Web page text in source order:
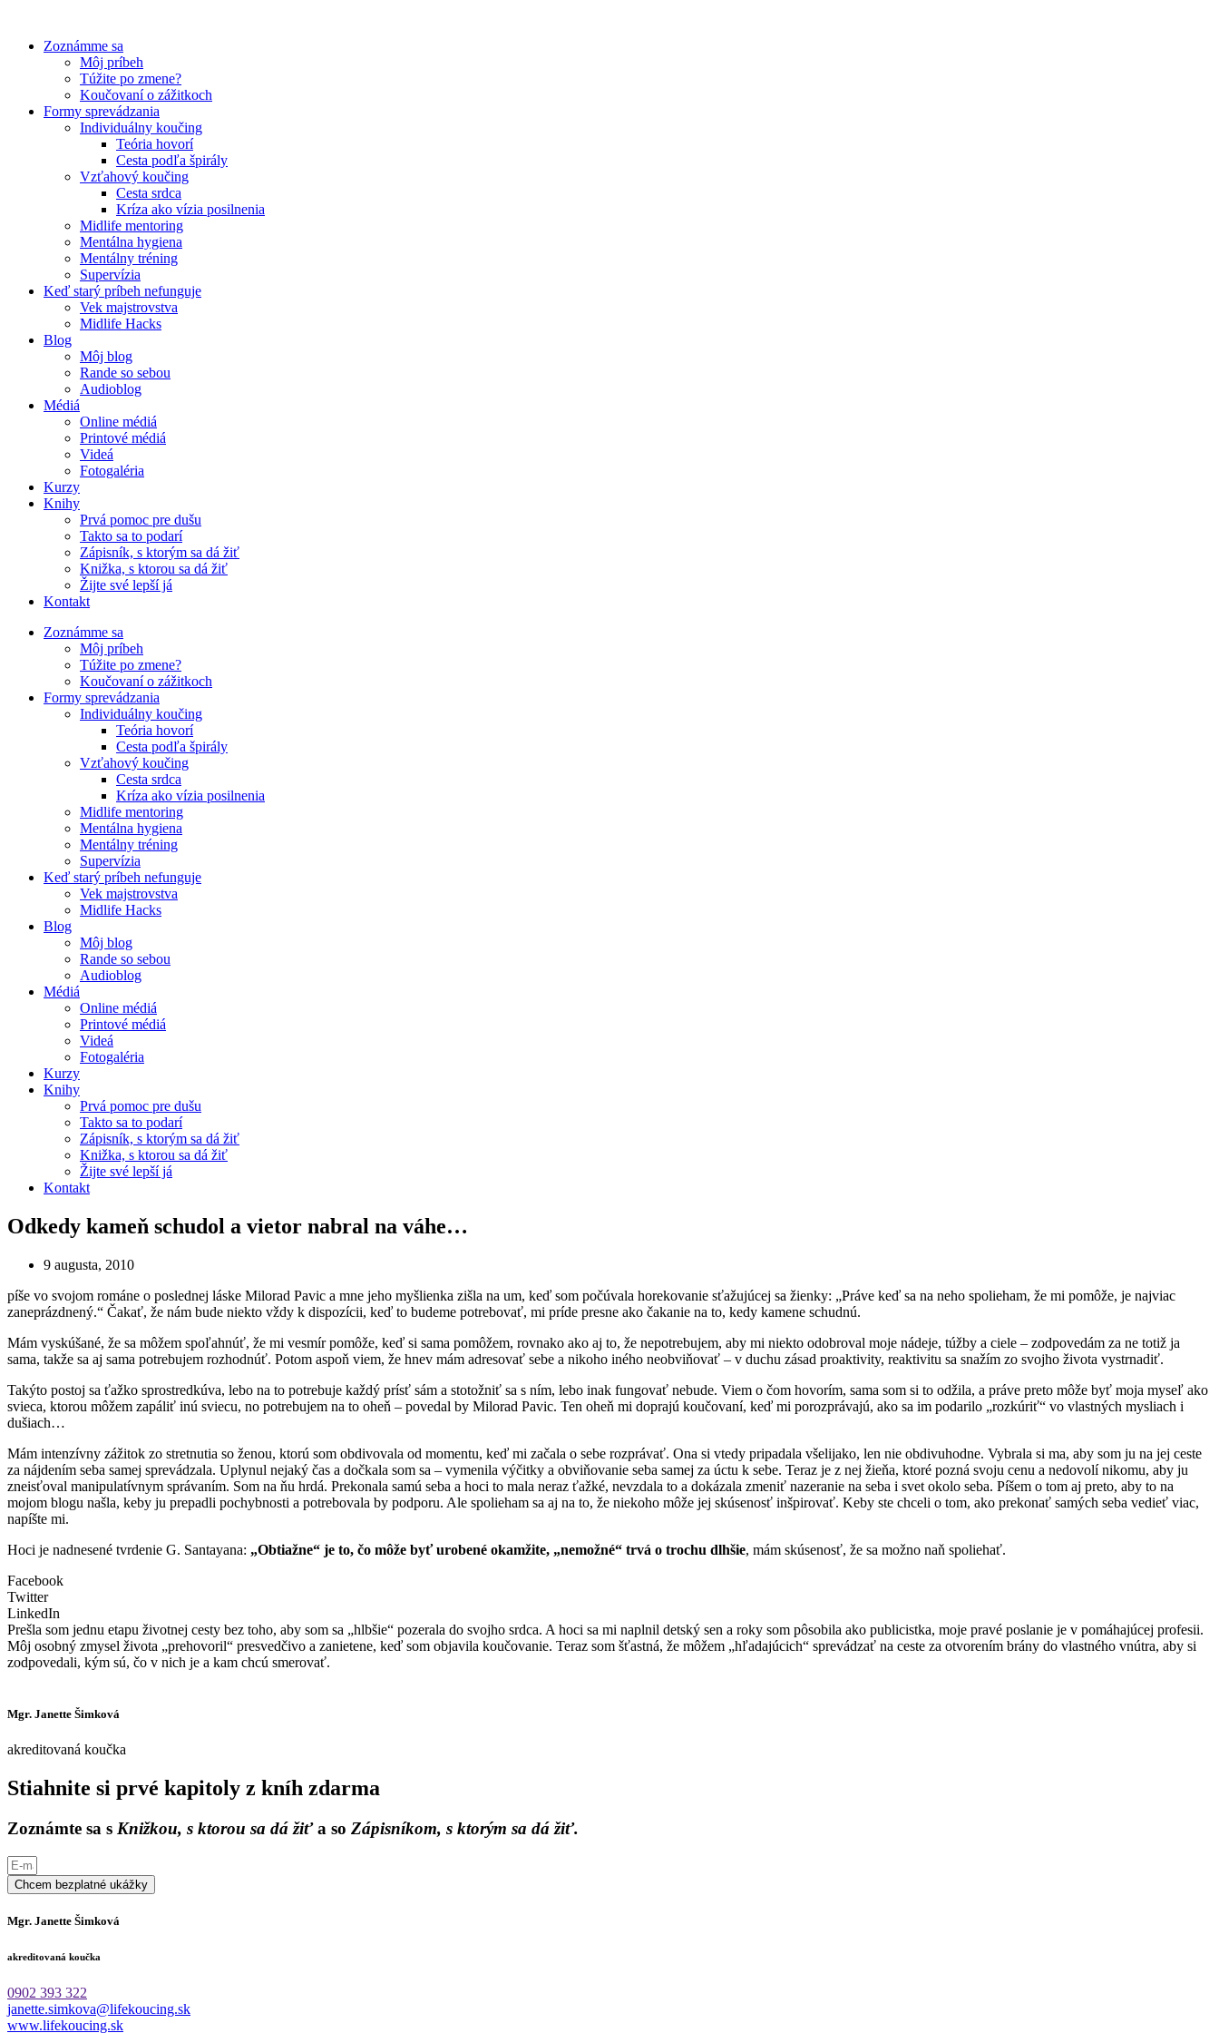
obsah
Zoznámme sa
Môj príbeh
Túžite po zmene?
Koučovaní o zážitkoch
Formy sprevádzania
Individuálny koučing
Teória hovorí
Cesta podľa špirály
Vzťahový koučing
Cesta srdca
Kríza ako vízia posilnenia
Midlife mentoring
Mentálna hygiena
Mentálny tréning
Supervízia
Keď starý príbeh nefunguje
Vek majstrovstva
Midlife Hacks
Blog
Môj blog
Rande so sebou
Audioblog
Médiá
Online médiá
Printové médiá
Videá
Fotogaléria
Kurzy
Knihy
Prvá pomoc pre dušu
Takto sa to podarí
Zápisník, s ktorým sa dá žiť
Knižka, s ktorou sa dá žiť
Žijte své lepší já
Kontakt
Zoznámme sa
Môj príbeh
Túžite po zmene?
Koučovaní o zážitkoch
Formy sprevádzania
Individuálny koučing
Teória hovorí
Cesta podľa špirály
Vzťahový koučing
Cesta srdca
Kríza ako vízia posilnenia
Midlife mentoring
Mentálna hygiena
Mentálny tréning
Supervízia
Keď starý príbeh nefunguje
Vek majstrovstva
Midlife Hacks
Blog
Môj blog
Rande so sebou
Audioblog
Médiá
Online médiá
Printové médiá
Videá
Fotogaléria
Kurzy
Knihy
Prvá pomoc pre dušu
Takto sa to podarí
Zápisník, s ktorým sa dá žiť
Knižka, s ktorou sa dá žiť
Žijte své lepší já
Kontakt
Odkedy kameň schudol a vietor nabral na váhe…
9 augusta, 2010
píše vo svojom románe o poslednej láske Milorad Pavic a mne jeho myšlienka zišla na um, keď som počúvala horekovanie sťažujúcej sa žienky: „Práve keď sa na neho spolieham, že mi pomôže, je najviac
zaneprázdnený.“ Čakať, že nám bude niekto vždy k dispozícii, keď to budeme potrebovať, mi príde presne ako čakanie na to, kedy kamene schudnú.
Mám vyskúšané, že sa môžem spoľahnúť, že mi vesmír pomôže, keď si sama pomôžem, rovnako ako aj to, že nepotrebujem, aby mi niekto odobroval moje nádeje, túžby a ciele – zodpovedám za ne totiž ja
sama, takže sa aj sama potrebujem rozhodnúť. Potom aspoň viem, že hnev mám adresovať sebe a nikoho iného neobviňovať – v duchu zásad proaktivity, reaktivitu sa snažím zo svojho života vystrnadiť.
Takýto postoj sa ťažko sprostredkúva, lebo na to potrebuje každý prísť sám a stotožniť sa s ním, lebo inak fungovať nebude. Viem o čom hovorím, sama som si to odžila, a práve preto môže byť moja myseľ ako
svieca, ktorou môžem zapáliť inú sviecu, no potrebujem na to oheň – povedal by Milorad Pavic. Ten oheň mi doprajú koučovaní, keď mi porozprávajú, ako sa im podarilo „rozkúriť“ vo vlastných mysliach i
dušiach…
Mám intenzívny zážitok zo stretnutia so ženou, ktorú som obdivovala od momentu, keď mi začala o sebe rozprávať. Ona si vtedy pripadala všelijako, len nie obdivuhodne. Vybrala si ma, aby som ju na jej ceste
za nájdením seba samej sprevádzala. Uplynul nejaký čas a dočkala som sa – vymenila výčitky a obviňovanie seba samej za úctu k sebe. Teraz je z nej žieňa, ktoré pozná svoju cenu a nedovolí nikomu, aby ju
zneisťoval manipulatívnym správaním. Som na ňu hrdá. Prekonala samú seba a hoci to mala neraz ťažké, nevzdala to a dokázala zmeniť nazeranie na seba i svet okolo seba. Píšem o tom aj preto, aby to na
mojom blogu našla, keby ju prepadli pochybnosti a potrebovala by podporu. Ale spolieham sa aj na to, že niekoho môže jej skúsenosť inšpirovať. Keby ste chceli o tom, ako prekonať samých seba vedieť viac,
napíšte mi.
Hoci je nadnesené tvrdenie G. Santayana: „Obtiažne“ je to, čo môže byť urobené okamžite, „nemožné“ trvá o trochu dlhšie, mám skúsenosť, že sa možno naň spoliehať.
Facebook
Twitter
LinkedIn
Prešla som jednu etapu životnej cesty bez toho, aby som sa „hlbšie“ pozerala do svojho srdca. A hoci sa mi naplnil detský sen a roky som pôsobila ako publicistka, moje pravé poslanie je v pomáhajúcej profesii.
Môj osobný zmysel života „prehovoril“ presvedčivo a zanietene, keď som objavila koučovanie. Teraz som šťastná, že môžem „hľadajúcich“ sprevádzať na ceste za otvorením brány do vlastného vnútra, aby si
zodpovedali, kým sú, čo v nich je a kam chcú smerovať.
Mgr. Janette Šimková
akreditovaná koučka
Stiahnite si prvé kapitoly z kníh zdarma
Zoznámte sa s Knižkou, s ktorou sa dá žiťa so Zápisníkom, s ktorým sa dá žiť.
Chcem bezplatné ukážky
Mgr. Janette Šimková
akreditovaná koučka
0902 393 322
janette.simkova@lifekoucing.sk
www.lifekoucing.sk